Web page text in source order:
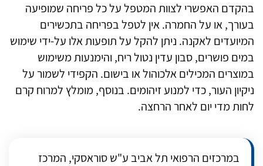
בהקדם האפשרי לצוות המטפל על כל פריחה שמופיעה
בעורך, או על החמרה. אין לטפל בפריחה בתכשירים
המיועדים לאקנה. ניתן להקל על תופעות אלו על-ידי שימוש
במים פושרים, סבון עדין נטול ריח, והימנעות משימוש
במוצרים המכילים אלכוהול או בישום. הקפידי לשמור על
ניקיון העור, כדי למנוע זיהומים. בנוסף, מומלץ למרוח קרם
לחות מדי יום לאחר הרחצה.
במרכזים הרפואי תל אביב ע"ש סוראסקי, המרכז